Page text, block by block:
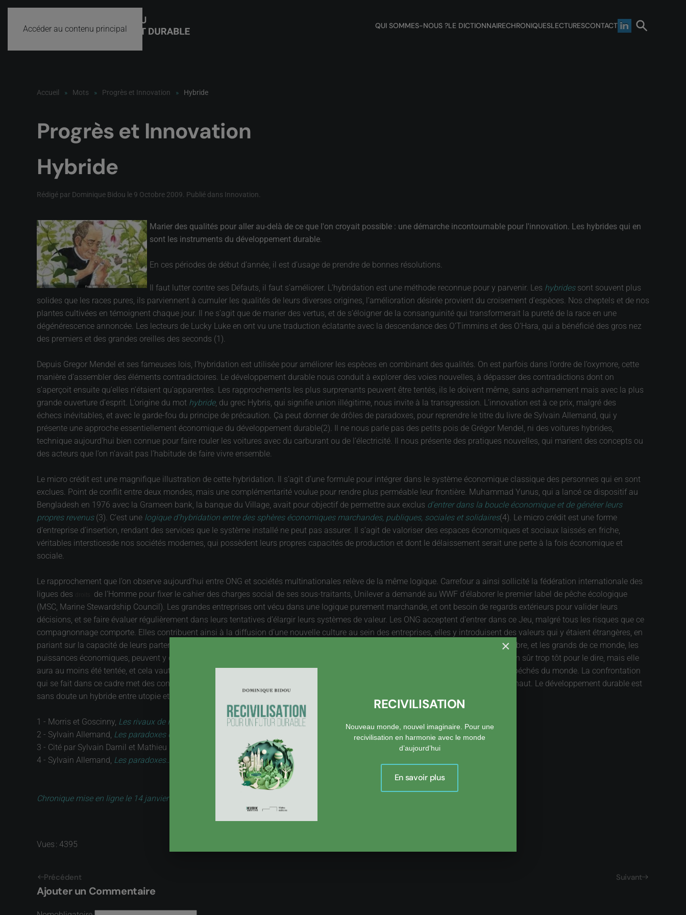
Accéder au contenu principal QUI SOMMES-NOUS ?LE DICTIONNAIRECHRONIQUESLECTURESCONTACT
Accueil Mots Progrès et Innovation Hybride
Progrès et Innovation
Hybride
Rédigé par Dominique Bidou le 9 Octobre 2009 . Publié dans Innovation
Marier des qualités pour aller au-delà de ce que l'on croyait possible : une démarche incontournable pour l'innovation. Les hybrides qui en
sont les instruments du développement durable.
En ces périodes de début d’année, il est d’usage de prendre de bonnes résolutions.
Il faut lutter contre ses Défauts, il faut s’améliorer. L’hybridation est une méthode reconnue pour y parvenir. Les hybridessont souvent plus
solides que les races pures, ils parviennent à cumuler les qualités de leurs diverses origines, l’amélioration désirée provient du croisement d’espèces. Nos cheptels et de nos
plantes cultivées en témoignent chaque jour. Il ne s’agit que de marier des vertus, et de s’éloigner de la consanguinité qui transformerait la pureté de la race en une
dégénérescence annoncée. Les lecteurs de Lucky Luke en ont vu une traduction éclatante avec la descendance des O’Timmins et des O’Hara, qui a bénéficié des gros nez
des premiers et des grandes oreilles des seconds (1).
Depuis Gregor Mendel et ses fameuses lois, l’hybridation est utilisée pour améliorer les espèces en combinant des qualités. On est parfois dans l’ordre de l’oxymore, cette
manière d’assembler des éléments contradictoires. Le développement durable nous conduit à explorer des voies nouvelles, à dépasser des contradictions dont on
s’aperçoit ensuite qu’elles n’étaient qu’apparentes. Les rapprochements les plus surprenants peuvent être tentés, ils le doivent même, sans acharnement mais avec la plus
grande ouverture d’esprit. L’origine du mot hybride, du grec Hybris, qui signifie union illégitime, nous invite à la transgression. L’innovation est à ce prix, malgré des
échecs inévitables, et avec le garde-fou du principe de précaution. Ça peut donner de drôles de paradoxes, pour reprendre le titre du livre de Sylvain Allemand, qui y
présente une approche essentiellement économique du développement durable(2). Il ne nous parle pas des petits pois de Grégor Mendel, ni des voitures hybrides,
technique aujourd’hui bien connue pour faire rouler les voitures avec du carburant ou de l’électricité. Il nous présente des pratiques nouvelles, qui marient des concepts ou
des acteurs que l’on n’avait pas l’habitude de faire vivre ensemble.
Le micro crédit est une magnifique illustration de cette hybridation. Il s’agit d’une formule pour intégrer dans le système économique classique des personnes qui en sont
exclues. Point de conflit entre deux mondes, mais une complémentarité voulue pour rendre plus perméable leur frontière. Muhammad Yunus, qui a lancé ce dispositif au
Bengladesh en 1976 avec la Grameen bank, la banque du Village, avait pour objectif de permettre aux exclus d’entrer dans la boucle économique et de générer leurs
propres revenus(3). C’est une logique d’hybridation entre des sphères économiques marchandes, publiques, sociales et solidaires(4). Le micro crédit est une forme
d’entreprise d’insertion, rendant des services que le système installé ne peut pas assurer. Il s’agit de valoriser des espaces économiques et sociaux laissés en friche,
véritables intersticesde nos sociétés modernes, qui possèdent leurs propres capacités de production et dont le délaissement serait une perte à la fois économique et
sociale.
Le rapprochement que l’on observe aujourd’hui entre ONG et sociétés multinationales relève de la même logique. Carrefour a ainsi sollicité la fédération internationale des
ligues des
de l’Homme pour fixer le cahier des charges social de ses sous-traitants, Unilever a demandé au WWF d’élaborer le premier label de pêche écologique
(MSC, Marine Stewardship Council). Les grandes entreprises ont vécu dans une logique purement marchande, et ont besoin de regards extérieurs pour valider leurs
décisions, et se faire évaluer régulièrement dans leurs tentatives d’élargir leurs systèmes de valeur. Les ONG acceptent d’entrer dans ce Jeu, malgré tous les risques que ce
compagnonnage comporte. Elles contribuent ainsi à la diffusion d’une nouvelle culture au sein des entreprises, elles y introduisent des valeurs qui y étaient étrangères, en
pariant sur la capacité de leurs partenaires à les disséminer. C’est qu’il ne suffit pas d’avoir raison, il faut convaincre le plus grand nombre, et les grands de ce monde, les
puissances économiques, peuvent y contribuer. L’hybridation éthique qui doit en résulter fonctionnera-telle convenablement ? Il est bien sûr trop tôt pour le dire, mais elle
aura au moins été tentée, et cela vaut mieux qu’une opposition systématique, où chacun se replie sur soi et accuse l’autre de tous les péchés du monde. La confrontation
qui se fait dans ce cadre met des contradictions en évidence, mais c’est la première étape à franchir si l’on veut un jour en sortir par le haut. Le développement durable est
sans doute un hybride entre utopie et pragmatisme. Puisse-t-il être fécond !
1 - Morris et Goscinny, Les rivaux de Painful Gulch
, Dupuis, 1962
2 - Sylvain Allemand, Les paradoxes du développement durable
3 - Cité par Sylvain Darnil et Mathieu Le Roux dans
80 hommes pour changer le monde
, JC Lattès, 2005
4 - Sylvain Allemand, Les paradoxes…
Chronique mise en ligne le 14 janvier 2008
Vues : 4395
Précédent Suivant
Ajouter un Commentaire
×
RECIVILISATION
Nouveau monde, nouvel imaginaire. Pour une
recivilisation en harmonie avec le monde
d’aujourd’hui
En savoir plus